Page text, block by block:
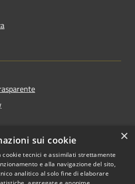
×
sui cookie
cookie tecnici e assimilati strettamente
e alla navigazione del sito,
analitico al solo fine di elaborare